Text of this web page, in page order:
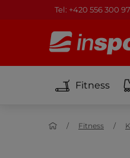
Tel: +420 556 300
Fitness
Fitness